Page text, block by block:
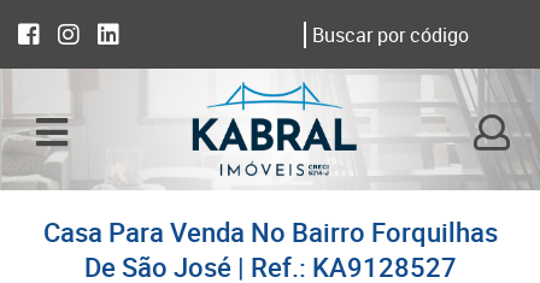
Casa Para Venda No Bairro Forquilhas
De São José | Ref.: KA9128527